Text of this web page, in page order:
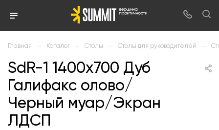
Главная — Каталог — Столы — Столы для руководителей —
SdR-1 1400х700 Дуб
Галифакс олово/
Черный муар/Экран
ЛДСП